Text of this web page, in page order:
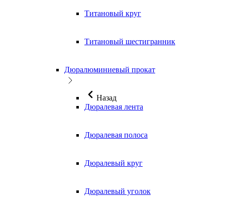
Титановый круг
Титановый шестигранник
Дюралюминиевый прокат
Назад
Дюралевая лента
Дюралевая полоса
Дюралевый круг
Дюралевый уголок